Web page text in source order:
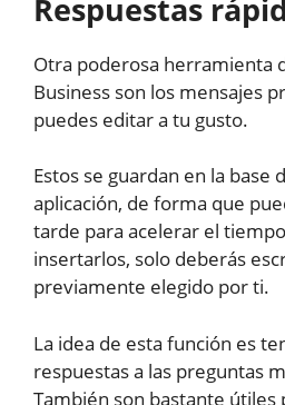
Respuestas
Otra poderosa herramienta
Business son los mensajes
puedes editar a tu gusto.
Estos se guardan en la base
aplicación, de forma que
tarde para acelerar el
insertarlos, solo deberás
previamente elegido por ti.
La idea de esta función es
respuestas a las preguntas
También son bastante útiles